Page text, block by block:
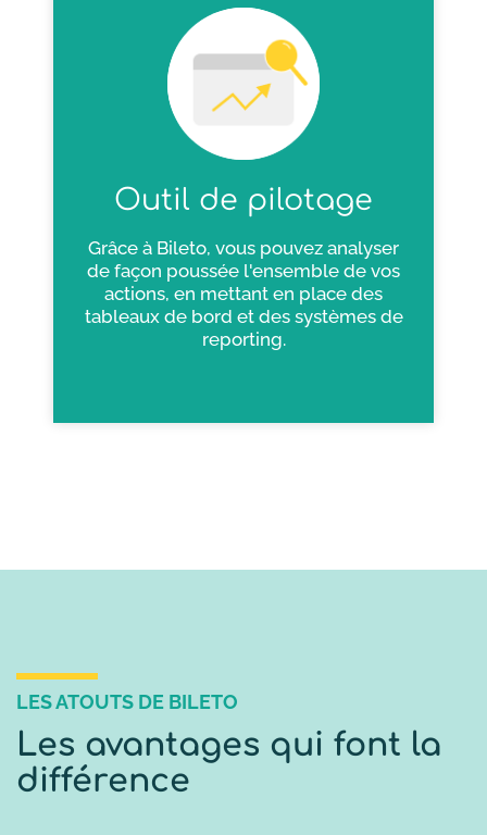
Outil de pilotage
Grâce à Bileto, vous pouvez analyser
de façon poussée l'ensemble de vos
actions, en mettant en place des
tableaux de bord et des systèmes de
reporting.
LES ATOUTS DE BILETO
Les avantages qui font la
différence